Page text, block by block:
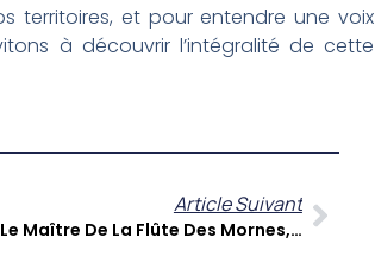
territoires, et pour entendre une voix
à découvrir l’intégralité de cette
Article Suivant
Sé Zafè Nou : Max Cilla, Le Maître De La Flûte Des Mornes, Une Immersion Dans Un Parcours De Vie